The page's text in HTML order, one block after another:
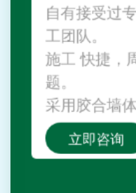
经过防火、
自有接受过
工团队。
施工 快捷，
题。
采用胶合墙
立即咨询
所有源材均
东西方多种
经过防火、
自有接受过
施工 快捷
采用